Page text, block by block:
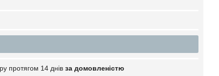
протягом 14 днів за домовленістю